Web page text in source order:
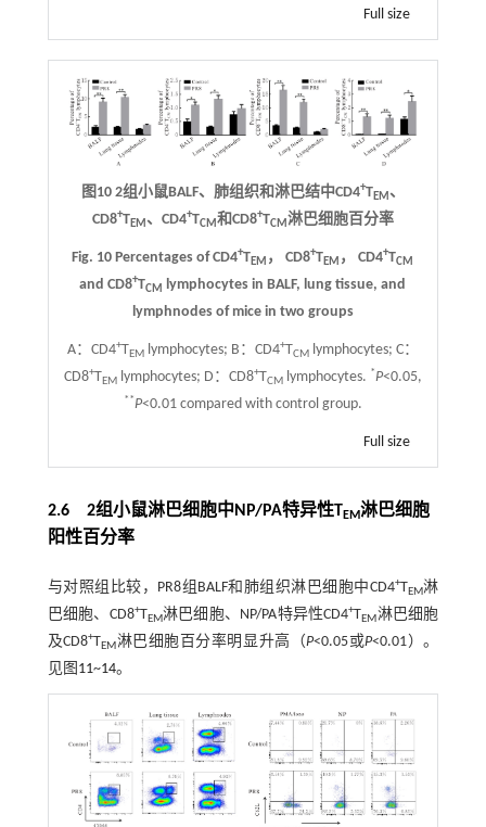
Full size
图10 2组小鼠BALF、肺组织和淋巴结中CD4+TEM、
CD8+TEM、CD4+TCM和CD8+TCM淋巴细胞百分率
Fig. 10 Percentages of CD4+TEM ， CD8+TEM ， CD4+TCM
and CD8+TCM
lymphocytes in BALF, lung tissue, and
lymphnodes of mice in two groups
A：CD4+TEMlymphocytes; B：CD4+TCMlymphocytes; C：
CD8+TEMlymphocytes; D：CD8+TCMlymphocytes. *P<0.05,
**P<0.01 compared with control group.
Full size
2.6 2组小鼠淋巴细胞中NP/PA特异性T EM淋巴细胞
阳性百分率
与对照组比较，PR8组BALF和肺组织淋巴细胞中CD4+TEM淋
巴细胞、CD8+TEM淋巴细胞、NP/PA特异性CD4+TEM淋巴细胞
及CD8+TEM淋巴细胞百分率明显升高（P<0.05或P<0.01）。
见图 11~14。